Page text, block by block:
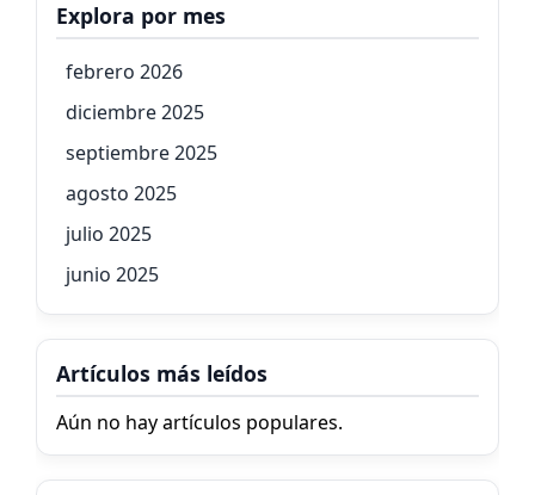
Explora por mes
febrero 2026
diciembre 2025
septiembre 2025
agosto 2025
julio 2025
junio 2025
Artículos más leídos
Aún no hay artículos populares.